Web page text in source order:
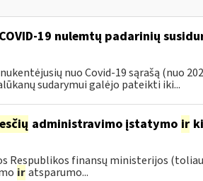
19 nulemtų padarinių
nuo Covid-19 sąrašą (nuo
sudarymui galėjo pateikti iki...
administravimo įstatymo ir
Respublikos finansų ministerijos
ir atsparumo...